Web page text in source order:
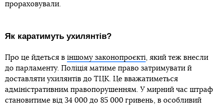
прораховували.
Як каратимуть ухилянтів?
Про це йдеться в іншому законопроєкті, який теж внесли
до парламенту. Поліція матиме право затримувати й
доставляти ухилянтів до ТЦК. Це вважатиметься
адміністративним правопорушенням. У мирний час штраф
становитиме від 34 000 до 85 000 гривень, в особливий